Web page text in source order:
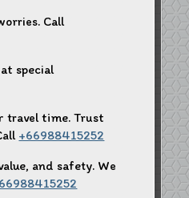
Call
special
travel time. Trust
+66988415252
and safety. We